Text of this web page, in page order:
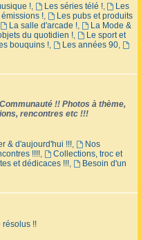
!, Les séries télé !,
Les
!,
Les pubs et produits
La salle d'arcade !,
La Mode &
du quotidien !,
Le sport et
bouquins !, Les années 90,
!! Photos à thème,
rencontres etc !!!
& d'aujourd'hui !!!,
Nos
!!!!,
Collections, troc et
et dédicaces !!!,
Besoin d'un
résolus !!